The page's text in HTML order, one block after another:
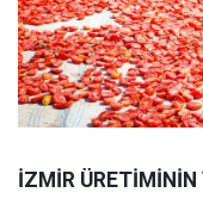
İZMİR ÜRETİMİNİN